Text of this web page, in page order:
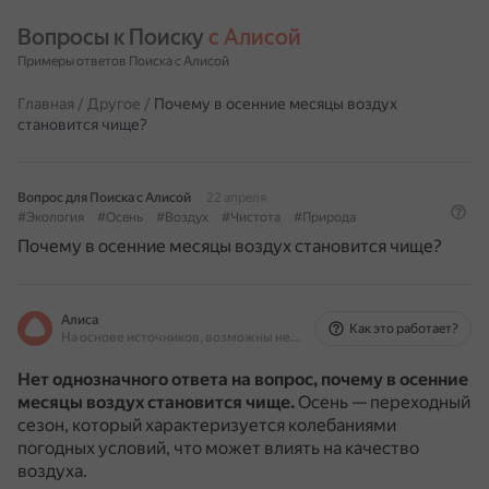
Вопросы к Поиску с Алисой
Примеры ответов Поиска с Алисой
Главная / Другое / Почему в осенние месяцы воздух
становится чище?
Вопрос для Поиска с Алисой
22 апреля
#Экология
#Осень #Воздух #Чистота #Природа
Почему в осенние месяцы воздух становится чище?
Алиса
На основе источников, возможны неточности
Как это работает?
Нет однозначного ответа на вопрос, почему в осенние
месяцы воздух становится чище. Осень — переходный
сезон, который характеризуется колебаниями
погодных условий, что может влиять на качество
воздуха.